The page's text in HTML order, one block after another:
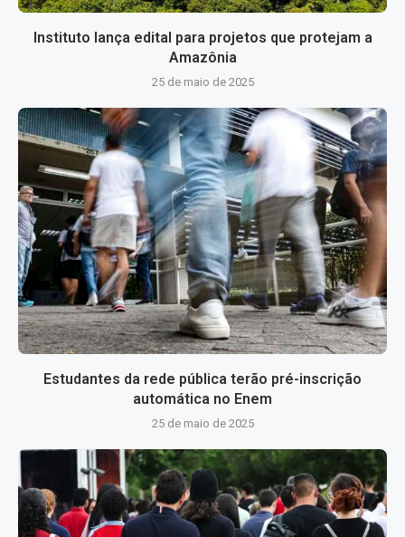
Instituto lança edital para projetos que protejam a
Amazônia
25 de maio de 2025
Estudantes da rede pública terão pré-inscrição
automática no Enem
25 de maio de 2025